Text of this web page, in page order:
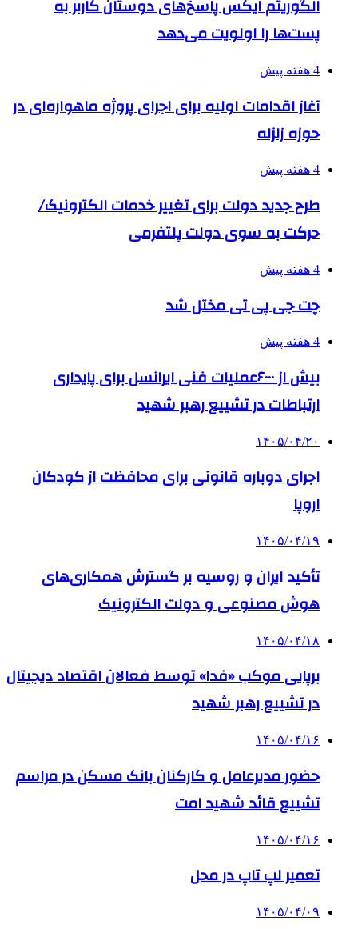
الگوریتم ایکس پاسخ‌های دوستان کاربر به
پست‌ها را اولویت می‌دهد
4 هفته پیش
آغاز اقدامات اولیه برای اجرای پروژه ماهواره‌ای در
حوزه زلزله
4 هفته پیش
طرح جدید دولت برای تغییر خدمات الکترونیک/
حرکت به سوی دولت پلتفرمی
4 هفته پیش
چت جی پی تی مختل شد
4 هفته پیش
بیش از ۶۰۰۰عملیات فنی ایرانسل برای پایداری
ارتباطات در تشییع رهبر شهید
۱۴۰۵/۰۴/۲۰
اجرای دوباره قانونی برای محافظت از کودکان
اروپا
۱۴۰۵/۰۴/۱۹
تأکید ایران و روسیه بر گسترش همکاری‌های
هوش مصنوعی و دولت الکترونیک
۱۴۰۵/۰۴/۱۸
برپایی موکب «فدا» توسط فعالان اقتصاد دیجیتال
در تشییع رهبر شهید
۱۴۰۵/۰۴/۱۶
حضور مدیرعامل و کارکنان بانک مسکن در مراسم
تشییع قائد شهید امت
۱۴۰۵/۰۴/۱۶
تعمیر لپ تاپ در محل
۱۴۰۵/۰۴/۰۹